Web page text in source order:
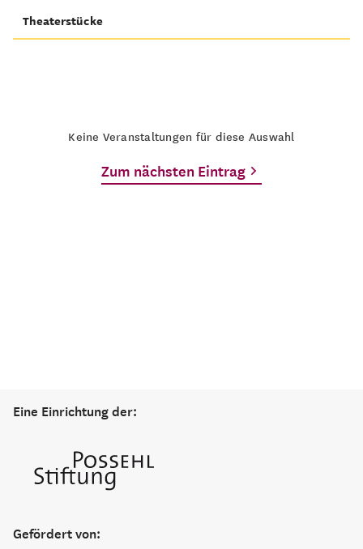
Theaterstücke
Keine Veranstaltungen für diese Auswahl
Zum nächsten Eintrag
Eine Einrichtung der:
Gefördert von: